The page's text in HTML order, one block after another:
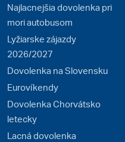
Najlacnejšia dovolenka pri
mori autobusom
Lyžiarske zájazdy
2026/2027
Dovolenka na Slovensku
Eurovíkendy
Dovolenka Chorvátsko
letecky
Lacná dovolenka